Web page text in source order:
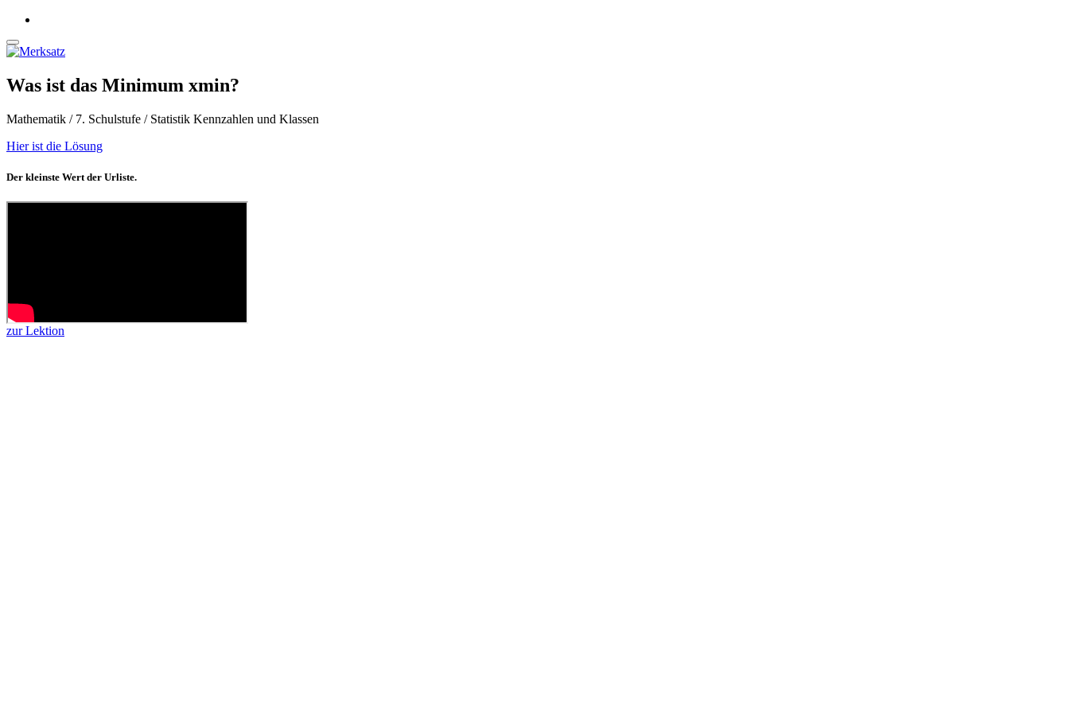
Was ist das Minimum xmin?
Mathematik / 7. Schulstufe / Statistik Kennzahlen und Klassen
Hier ist die Lösung
Der kleinste Wert der Urliste.
zur Lektion